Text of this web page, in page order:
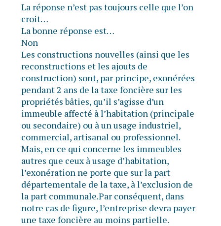
La réponse n’est pas toujours celle que l’on
croit…
La bonne réponse est…
Non
Les constructions nouvelles (ainsi que les
reconstructions et les ajouts de
construction) sont, par principe, exonérées
pendant 2 ans de la taxe foncière sur les
propriétés bâties, qu’il s’agisse d’un
immeuble affecté à l’habitation (principale
ou secondaire) ou à un usage industriel,
commercial, artisanal ou professionnel.
Mais, en ce qui concerne les immeubles
autres que ceux à usage d’habitation,
l’exonération ne porte que sur la part
départementale de la taxe, à l’exclusion de
la part communale.Par conséquent, dans
notre cas de figure, l’entreprise devra payer
une taxe foncière au moins partielle.